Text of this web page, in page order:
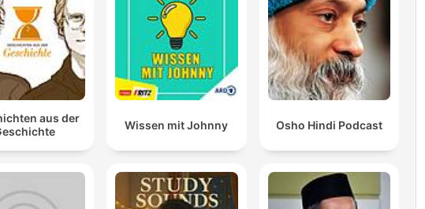
aus der
Wissen mit Johnny Osho Hindi Podcast